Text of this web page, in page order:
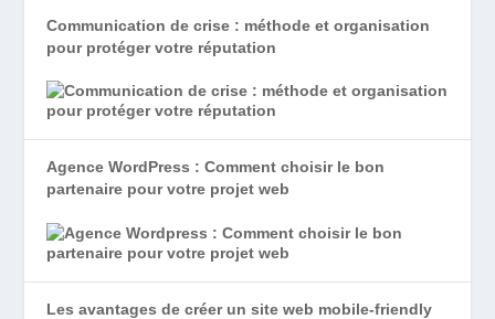
Communication de crise : méthode et organisation
pour protéger votre réputation
Agence WordPress : Comment choisir le bon
partenaire pour votre projet web
Les avantages de créer un site web mobile-friendly